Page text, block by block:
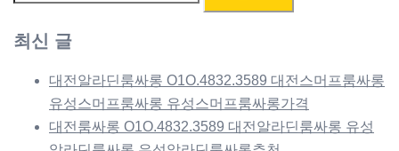
최신 글
대전알라딘룸싸롱 O1O.4832.3589 대전스머프룸싸롱
유성스머프룸싸롱 유성스머프룸싸롱가격
대전룸싸롱 O1O.4832.3589 대전알라딘룸싸롱 유성